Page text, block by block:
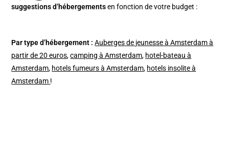
suggestions d’hébergements en fonction de votre budget :
Par type d’hébergement : Auberges de jeunesse à Amsterdam à
partir de 20 euros,camping à Amsterdam, hotel-bateau à
Amsterdam, hotels fumeurs à Amsterdam, hotels insolite à
Amsterdam !